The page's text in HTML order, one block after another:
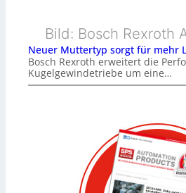
Bild: Bosch Rexroth
Neuer Muttertyp sorgt für mehr
Bosch Rexroth erweitert die
Kugelgewindetriebe um eine…